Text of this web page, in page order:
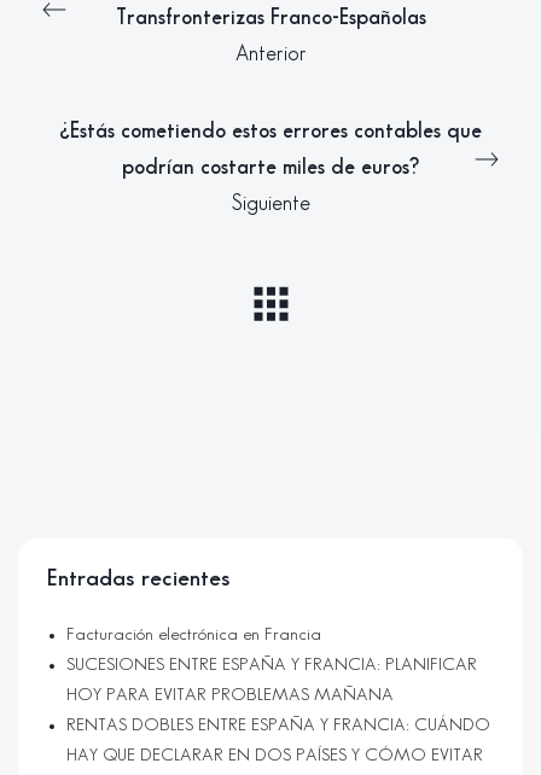
Transfronterizas Franco-Españolas
Anterior
¿Estás cometiendo estos errores contables que
podrían costarte miles de euros?
Siguiente
Entradas recientes
Facturación electrónica en Francia
SUCESIONES ENTRE ESPAÑA Y FRANCIA: PLANIFICAR
HOY PARA EVITAR PROBLEMAS MAÑANA
RENTAS DOBLES ENTRE ESPAÑA Y FRANCIA: CUÁNDO
HAY QUE DECLARAR EN DOS PAÍSES Y CÓMO EVITAR